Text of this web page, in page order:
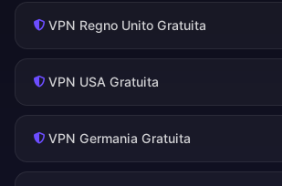
VPN Regno Unito Gratuita
VPN USA Gratuita
VPN Germania Gratuita